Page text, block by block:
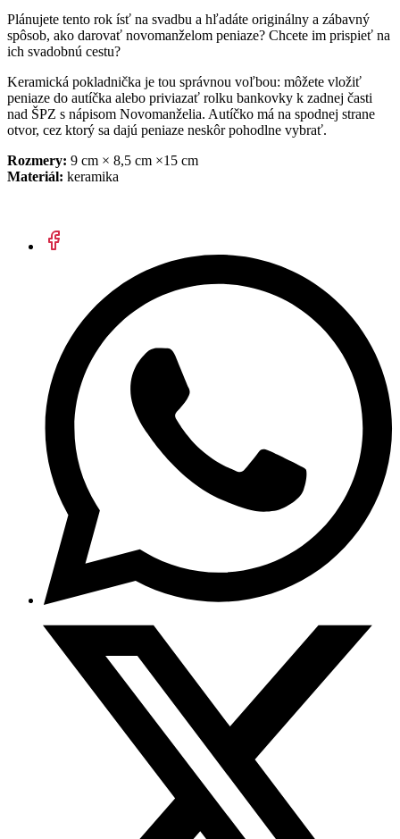
Plánujete tento rok ísť na svadbu a hľadáte originálny a zábavný
spôsob, ako darovať novomanželom peniaze? Chcete im prispieť na
ich svadobnú cestu?
Keramická pokladnička je tou správnou voľbou: môžete vložiť
peniaze do autíčka alebo priviazať rolku bankovky k zadnej časti
nad ŠPZ s nápisom Novomanželia. Autíčko má na spodnej strane
otvor, cez ktorý sa dajú peniaze neskôr pohodlne vybrať.
Rozmery: 9 cm × 8,5 cm ×15 cm
Materiál: keramika